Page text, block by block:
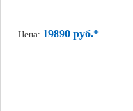
Цена: 19890 руб.*